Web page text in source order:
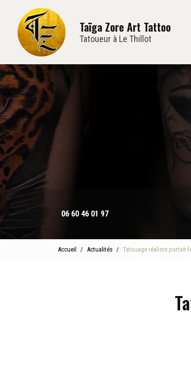
contenu
principal
Taïga Zore Art Tattoo
Tatoueur à Le Thillot
06 60 46 01 97
Accueil Actualités Tatouage réaliste portait